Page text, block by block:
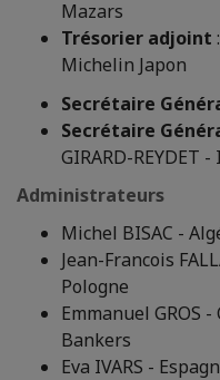
Mazars
Trésorier adjoint
Michelin Japon
Secrétaire
Secrétaire
GIRARD-REYDET
Administrateurs
Michel BISAC -
Jean-Francois
Pologne
Emmanuel GROS
Bankers
Eva IVARS -